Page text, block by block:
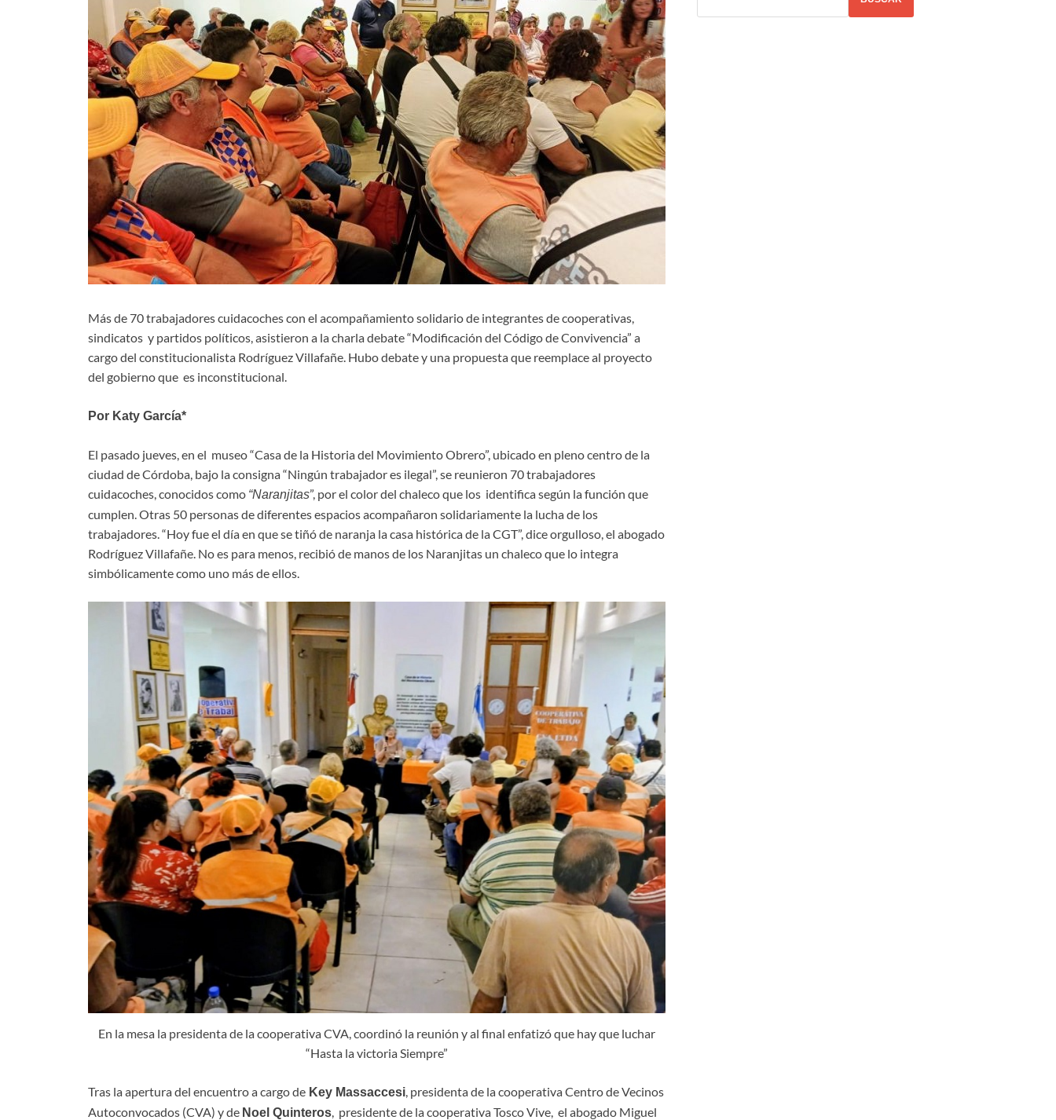
Más de 70 trabajadores cuidacoches con el acompañamiento solidario de integrantes de cooperativas,
sindicatos y partidos políticos, asistieron a la charla debate “Modificación del Código de Convivencia” a
cargo del constitucionalista Rodríguez Villafañe. Hubo debate y una propuesta que reemplace al proyecto
del gobierno que es inconstitucional.
Por Katy García*
El pasado jueves, en el museo “Casa de la Historia del Movimiento Obrero”, ubicado en pleno centro de la
ciudad de Córdoba, bajo la consigna “Ningún trabajador es ilegal”, se reunieron 70 trabajadores
cuidacoches, conocidos como “Naranjitas”, por el color del chaleco que los identifica según la función que
cumplen. Otras 50 personas de diferentes espacios acompañaron solidariamente la lucha de los
trabajadores. “Hoy fue el día en que se tiñó de naranja la casa histórica de la CGT”, dice orgulloso, el abogado
Rodríguez Villafañe. No es para menos, recibió de manos de los Naranjitas un chaleco que lo integra
simbólicamente como uno más de ellos.
En la mesa la presidenta de la cooperativa CVA, coordinó la reunión y al final enfatizó que hay que luchar
“Hasta la victoria Siempre”
Tras la apertura del encuentro a cargo de Key Massaccesi, presidenta de la cooperativa Centro de Vecinos
Autoconvocados (CVA) y de Noel Quinteros, presidente de la cooperativa Tosco Vive, el abogado Miguel